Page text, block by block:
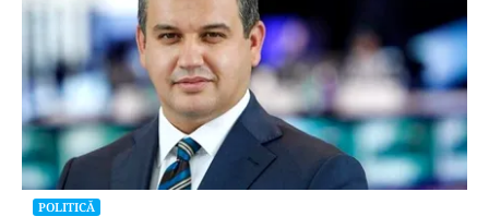
POLITICĂ